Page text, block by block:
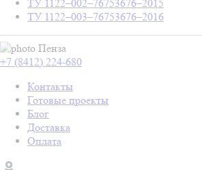
ТУ 1122–002–76753676–2015
ТУ 1122–003–76753676–2016
Пенза
+7 (8412) 224-680
Контакты
Готовые проекты
Блог
Доставка
Оплата